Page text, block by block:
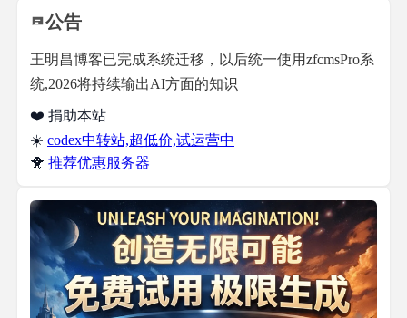
公告
王明昌博客已完成系统迁移，以后统一使用zfcmsPro系
统,2026将持续输出AI方面的知识
❤️ 捐助本站
☀️ codex中转站,超低价,试运营中
🐥 推荐优惠服务器